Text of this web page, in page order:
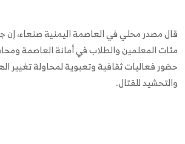
قال مصدر محلي في العاصمة اليمنية صنعاء، إن
مئات المعلمين والطلاب في أمانة العاصمة
حضور فعاليات ثقافية وتعبوية لمحاولة تغيير
والتحشيد للقتال.